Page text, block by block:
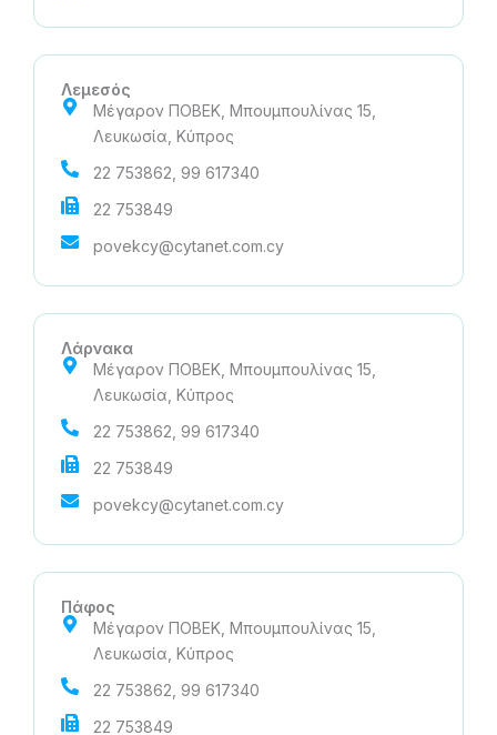
Λεμεσός
Μέγαρον ΠΟΒΕΚ, Μπουμπουλίνας 15,
Λευκωσία, Κύπρος
22 753862, 99 617340
22 753849
povekcy@cytanet.com.cy
Λάρνακα
Μέγαρον ΠΟΒΕΚ, Μπουμπουλίνας 15,
Λευκωσία, Κύπρος
22 753862, 99 617340
22 753849
povekcy@cytanet.com.cy
Πάφος
Μέγαρον ΠΟΒΕΚ, Μπουμπουλίνας 15,
Λευκωσία, Κύπρος
22 753862, 99 617340
22 753849